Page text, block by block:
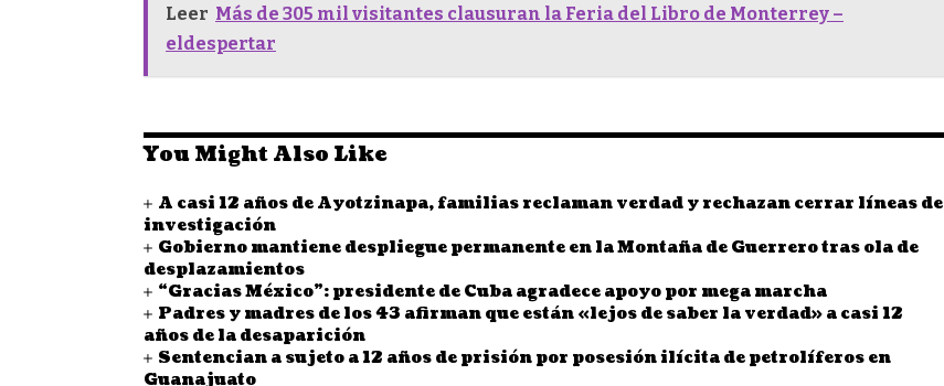
Leer Más de 305 mil visitantes clausuran la Feria del Libro de Monterrey –
eldespertar
You Might Also Like
A casi 12 años de Ayotzinapa, familias reclaman verdad y rechazan cerrar líneas de
investigación
Gobierno mantiene despliegue permanente en la Montaña de Guerrero tras ola de
desplazamientos
“Gracias México”: presidente de Cuba agradece apoyo por mega marcha
Padres y madres de los 43 afirman que están «lejos de saber la verdad» a casi 12
años de la desaparición
Sentencian a sujeto a 12 años de prisión por posesión ilícita de petrolíferos en
Guanajuato